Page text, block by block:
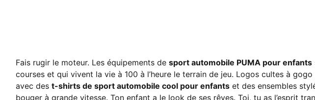
Fais rugir le moteur. Les équipements de sport automobile PUMA pour enfants
courses et qui vivent la vie à 100 à l’heure le terrain de jeu. Logos cultes à
avec des t-shirts de sport automobile cool pour enfants et des ensembles
bouger à grande vitesse. Ton enfant a le look de ses rêves. Toi, tu as l’esprit